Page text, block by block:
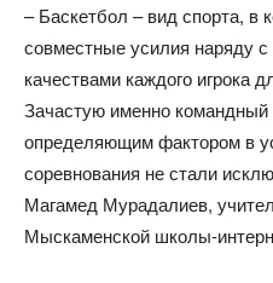
– Баскетбол – вид спорта, в
совместные усилия наряду
качествами каждого игрока
Зачастую именно командный
определяющим фактором в
соревнования не стали
Магамед Мурадалиев,
Мыскаменской школы-